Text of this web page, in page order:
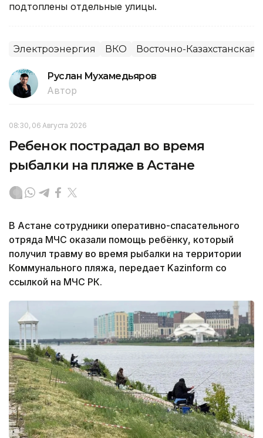
подтоплены отдельные улицы.
Электроэнергия ВКО Восточно-Казахстанская
Руслан Мухамедьяров
Автор
08:30, 06 Августа 2026
Ребенок пострадал во время
рыбалки на пляже в Астане
В Астане сотрудники оперативно-спасательного
отряда МЧС оказали помощь ребёнку, который
получил травму во время рыбалки на территории
Коммунального пляжа, передает Kazinform со
ссылкой на МЧС РК.